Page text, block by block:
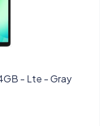
- Lte - Gray